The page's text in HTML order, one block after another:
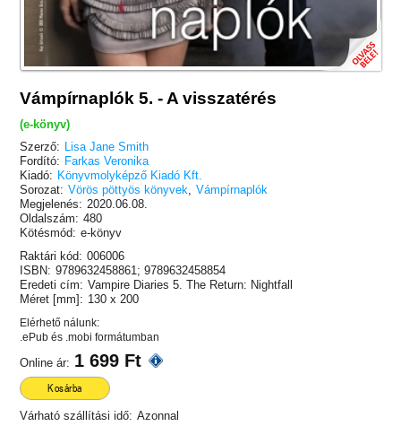
Vámpírnaplók 5. - A visszatérés
(e-könyv)
Szerző:
Lisa Jane Smith
Fordító: Farkas Veronika
Kiadó: Könyvmolyképző Kiadó Kft.
Sorozat: Vörös pöttyös könyvek
Vámpírnaplók
Megjelenés: 2020.06.08.
Oldalszám: 480
Kötésmód: e-könyv
Raktári kód: 006006
ISBN: 9789632458861; 9789632458854
Eredeti cím: Vampire Diaries 5. The Return: Nightfall
Méret [mm]: 130 x 200
Elérhető nálunk:
.ePub és .mobi formátumban
Online ár: 1 699 Ft
Kosárba
Várható szállítási idő: Azonnal